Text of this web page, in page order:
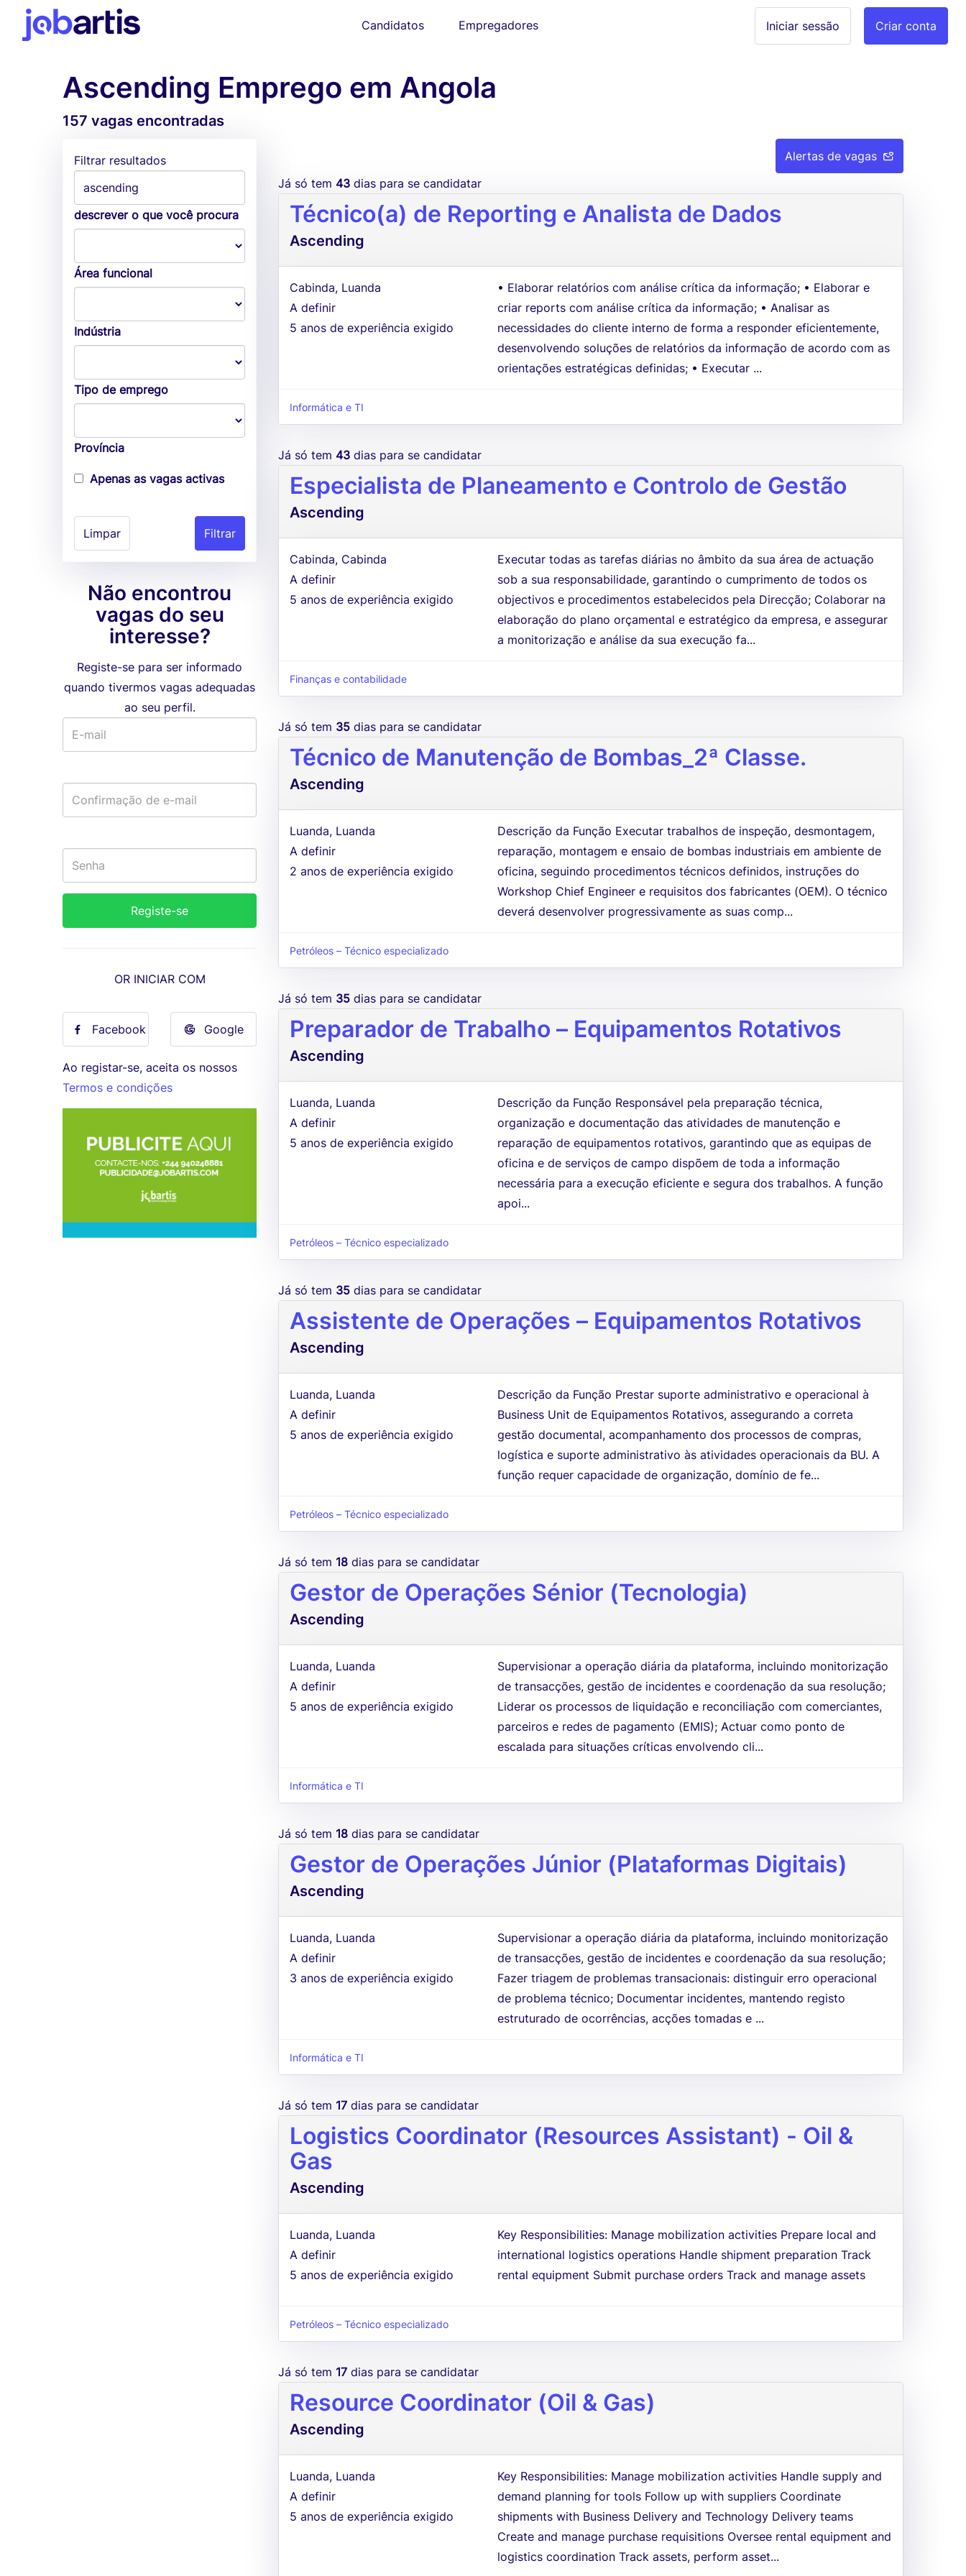
Candidatos Empregadores Criar conta
Iniciar sessão
Ascending Emprego em Angola
157 vagas encontradas
Alertas de vagas
Filtrar resultados
descrever o que você procura
Área funcional
Indústria
Tipo de emprego
Província
Apenas as vagas activas
Limpar
Não encontrou
vagas do seu
interesse?
Registe-se para ser informado
quando tivermos vagas adequadas
ao seu perfil.
OR INICIAR COM
Facebook Google
Ao registar-se, aceita os nossos
Termos e condições
Já só tem 43 dias para se candidatar
Técnico(a) de Reporting e Analista de Dados
Ascending
Cabinda, Luanda
A definir
5 anos de experiência exigido
• Elaborar relatórios com análise crítica da informação; • Elaborar e
criar reports com análise crítica da informação; • Analisar as
necessidades do cliente interno de forma a responder eficientemente,
desenvolvendo soluções de relatórios da informação de acordo com as
orientações estratégicas definidas; • Executar ...
Informática e TI
Já só tem 43 dias para se candidatar
Especialista de Planeamento e Controlo de Gestão
Ascending
Cabinda, Cabinda
A definir
5 anos de experiência exigido
Executar todas as tarefas diárias no âmbito da sua área de actuação
sob a sua responsabilidade, garantindo o cumprimento de todos os
objectivos e procedimentos estabelecidos pela Direcção; Colaborar na
elaboração do plano orçamental e estratégico da empresa, e assegurar
a monitorização e análise da sua execução fa...
Finanças e contabilidade
Já só tem 35 dias para se candidatar
Técnico de Manutenção de Bombas_2ª Classe.
Ascending
Luanda, Luanda
A definir
2 anos de experiência exigido
Descrição da Função Executar trabalhos de inspeção, desmontagem,
reparação, montagem e ensaio de bombas industriais em ambiente de
oficina, seguindo procedimentos técnicos definidos, instruções do
Workshop Chief Engineer e requisitos dos fabricantes (OEM). O técnico
deverá desenvolver progressivamente as suas comp...
Petróleos – Técnico especializado
Já só tem 35 dias para se candidatar
Preparador de Trabalho – Equipamentos Rotativos
Ascending
Luanda, Luanda
A definir
5 anos de experiência exigido
Descrição da Função Responsável pela preparação técnica,
organização e documentação das atividades de manutenção e
reparação de equipamentos rotativos, garantindo que as equipas de
oficina e de serviços de campo dispõem de toda a informação
necessária para a execução eficiente e segura dos trabalhos. A função
apoi...
Petróleos – Técnico especializado
Já só tem 35 dias para se candidatar
Assistente de Operações – Equipamentos Rotativos
Ascending
Luanda, Luanda
A definir
5 anos de experiência exigido
Descrição da Função Prestar suporte administrativo e operacional à
Business Unit de Equipamentos Rotativos, assegurando a correta
gestão documental, acompanhamento dos processos de compras,
logística e suporte administrativo às atividades operacionais da BU. A
função requer capacidade de organização, domínio de fe...
Petróleos – Técnico especializado
Já só tem 18 dias para se candidatar
Gestor de Operações Sénior (Tecnologia)
Ascending
Luanda, Luanda
A definir
5 anos de experiência exigido
Supervisionar a operação diária da plataforma, incluindo monitorização
de transacções, gestão de incidentes e coordenação da sua resolução;
Liderar os processos de liquidação e reconciliação com comerciantes,
parceiros e redes de pagamento (EMIS); Actuar como ponto de
escalada para situações críticas envolvendo cli...
Informática e TI
Já só tem 18 dias para se candidatar
Gestor de Operações Júnior (Plataformas Digitais)
Ascending
Luanda, Luanda
A definir
3 anos de experiência exigido
Supervisionar a operação diária da plataforma, incluindo monitorização
de transacções, gestão de incidentes e coordenação da sua resolução;
Fazer triagem de problemas transacionais: distinguir erro operacional
de problema técnico; Documentar incidentes, mantendo registo
estruturado de ocorrências, acções tomadas e ...
Informática e TI
Já só tem 17 dias para se candidatar
Logistics Coordinator (Resources Assistant) - Oil &
Gas
Ascending
Luanda, Luanda
A definir
5 anos de experiência exigido
Key Responsibilities: Manage mobilization activities Prepare local and
international logistics operations Handle shipment preparation Track
rental equipment Submit purchase orders Track and manage assets
Petróleos – Técnico especializado
Já só tem 17 dias para se candidatar
Resource Coordinator (Oil & Gas)
Ascending
Luanda, Luanda
A definir
5 anos de experiência exigido
Key Responsibilities: Manage mobilization activities Handle supply and
demand planning for tools Follow up with suppliers Coordinate
shipments with Business Delivery and Technology Delivery teams
Create and manage purchase requisitions Oversee rental equipment and
logistics coordination Track assets, perform asset...